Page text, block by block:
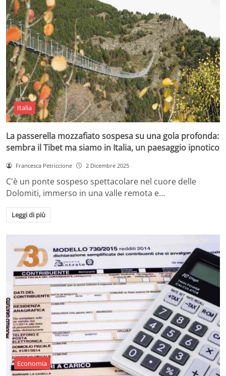
Italia
La passerella mozzafiato sospesa su una gola profonda:
sembra il Tibet ma siamo in Italia, un paesaggio ipnotico
Francesca Petriccione 2 Dicembre 2025
C'è un ponte sospeso spettacolare nel cuore delle
Dolomiti, immerso in una valle remota e…
Leggi di più
Economia